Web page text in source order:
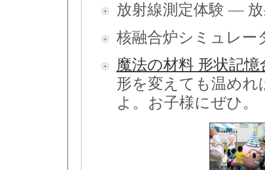
放射線測定体験 —
核融合炉シミュレー
魔法の材料 形状記憶
形を変えても温め
よ。お子様にぜひ。